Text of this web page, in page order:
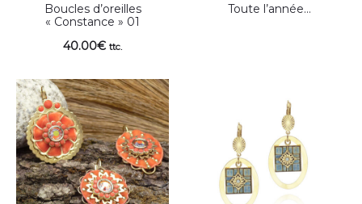
Boucles d’oreilles
« Constance » 01
40.00€ ttc.
Toute l’année…